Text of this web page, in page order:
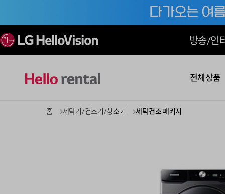
방송/인
전체상품
홈 세탁기/건조기/청소기 세탁건조 패키지